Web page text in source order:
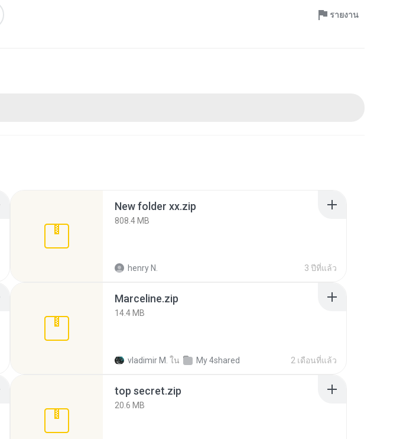
รายงาน
New folder xx.zip
808.4 MB
henry N. 3 ปีที่แล้ว
Marceline.zip
14.4 MB
vladimir M. ใน My 4shared 2 เดือนที่แล้ว
top secret.zip
20.6 MB